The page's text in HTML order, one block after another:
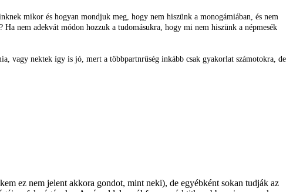
mikor és hogyan mondjuk meg, hogy nem hiszünk a monogámiában, és nem
nem adekvát módon hozzuk a tudomásukra, hogy mi nem hiszünk a népmesék
vagy nektek így is jó, mert a többpartnrűség inkább csak gyakorlat számotokra, de